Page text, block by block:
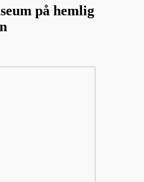
på hemlig